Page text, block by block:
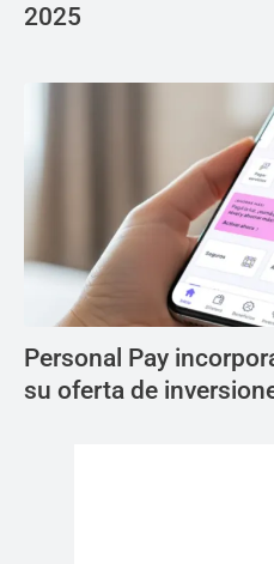
2025
Personal Pay
su oferta de